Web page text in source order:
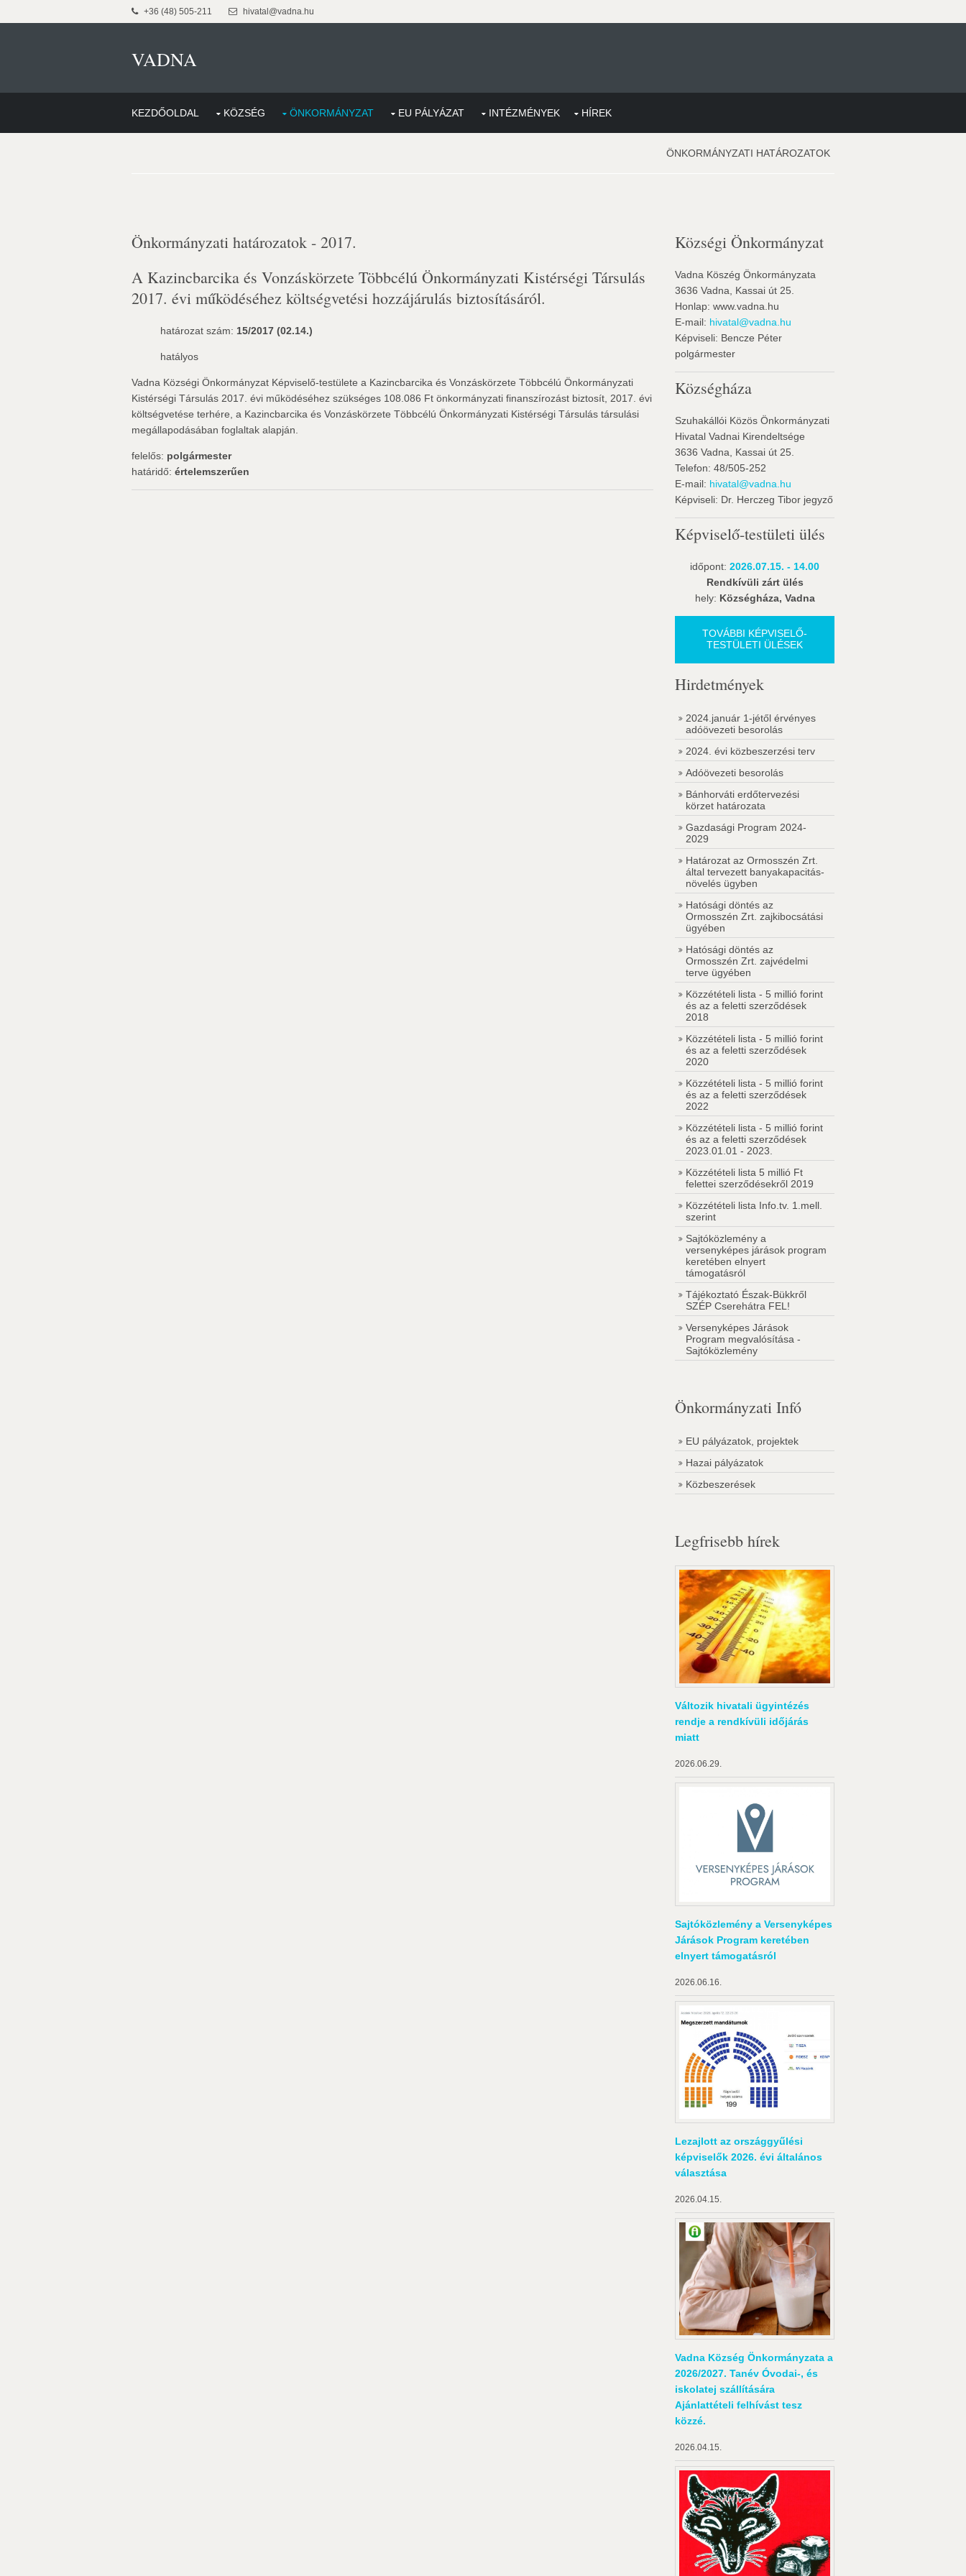
+36 (48) 505-211 hivatal@vadna.hu
VADNA
KEZDŐOLDAL KÖZSÉG ÖNKORMÁNYZAT EU PÁLYÁZAT INTÉZMÉNYEK HÍREK
ÖNKORMÁNYZATI HATÁROZATOK
Önkormányzati határozatok - 2017.
A Kazincbarcika és Vonzáskörzete Többcélú Önkormányzati Kistérségi Társulás
2017. évi működéséhez költségvetési hozzájárulás biztosításáról.
határozat szám: 15/2017 (02.14.)
hatályos
Vadna Községi Önkormányzat Képviselő-testülete a Kazincbarcika és Vonzáskörzete Többcélú Önkormányzati
Kistérségi Társulás 2017. évi működéséhez szükséges 108.086 Ft önkormányzati finanszírozást biztosít, 2017. évi
költségvetése terhére, a Kazincbarcika és Vonzáskörzete Többcélú Önkormányzati Kistérségi Társulás társulási
megállapodásában foglaltak alapján.
felelős: polgármester
határidő: értelemszerűen
Községi Önkormányzat
Vadna Köszég Önkormányzata
3636 Vadna, Kassai út 25.
Honlap: www.vadna.hu
E-mail: hivatal@vadna.hu
Képviseli: Bencze Péter
polgármester
Községháza
Szuhakállói Közös Önkormányzati
Hivatal Vadnai Kirendeltsége
3636 Vadna, Kassai út 25.
Telefon: 48/505-252
E-mail: hivatal@vadna.hu
Képviseli: Dr. Herczeg Tibor jegyző
Képviselő-testületi ülés
időpont: 2026.07.15. - 14.00
Rendkívüli zárt ülés
hely: Községháza, Vadna
TOVÁBBI KÉPVISELŐ-
TESTÜLETI ÜLÉSEK
Hirdetmények
2024.január 1-jétől érvényes
adóövezeti besorolás
2024. évi közbeszerzési terv
Adóövezeti besorolás
Bánhorváti erdőtervezési
körzet határozata
Gazdasági Program 2024-
2029
Határozat az Ormosszén Zrt.
által tervezett banyakapacitás-
növelés ügyben
Hatósági döntés az
Ormosszén Zrt. zajkibocsátási
ügyében
Hatósági döntés az
Ormosszén Zrt. zajvédelmi
terve ügyében
Közzétételi lista - 5 millió forint
és az a feletti szerződések
2018
Közzétételi lista - 5 millió forint
és az a feletti szerződések
2020
Közzétételi lista - 5 millió forint
és az a feletti szerződések
2022
Közzétételi lista - 5 millió forint
és az a feletti szerződések
2023.01.01 - 2023.
Közzétételi lista 5 millió Ft
felettei szerződésekről 2019
Közzétételi lista Info.tv. 1.mell.
szerint
Sajtóközlemény a
versenyképes járások program
keretében elnyert
támogatásról
Tájékoztató Észak-Bükkről
SZÉP Cserehátra FEL!
Versenyképes Járások
Program megvalósítása -
Sajtóközlemény
Önkormányzati Infó
EU pályázatok, projektek
Hazai pályázatok
Közbeszerések
Legfrisebb hírek
Változik hivatali ügyintézés
rendje a rendkívüli időjárás
miatt
2026.06.29.
Sajtóközlemény a Versenyképes
Járások Program keretében
elnyert támogatásról
2026.06.16.
Lezajlott az országgyűlési
képviselők 2026. évi általános
választása
2026.04.15.
Vadna Község Önkormányzata a
2026/2027. Tanév Óvodai-, és
iskolatej szállítására
Ajánlattételi felhívást tesz
közzé.
2026.04.15.